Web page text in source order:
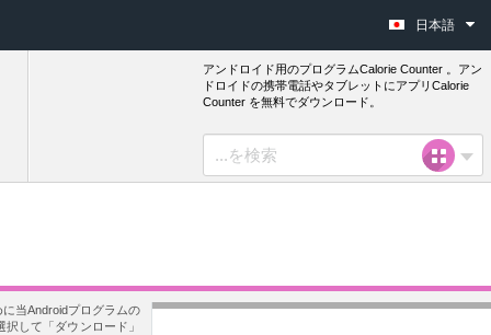
日本語
アンドロイド用のプログラムCalorie Counter 。アン
ドロイドの携帯電話やタブレットにアプリCalorie
Counter を無料でダウンロード。
当Androidプログラムの
して「ダウンロード」